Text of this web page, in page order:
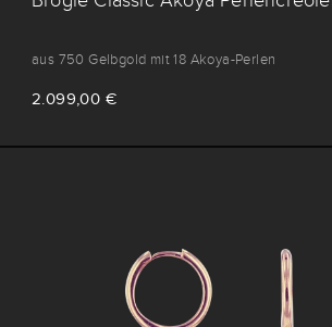
aus 750 Gelbgold mit 18 Akoya-Perlen
2.099,00 €